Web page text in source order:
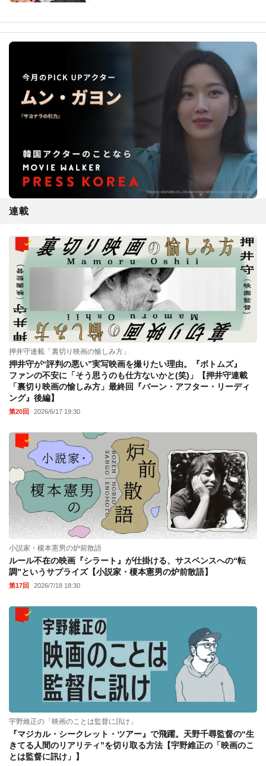
連載
押井守連載「裏切り映画の愉しみ方」
押井守が“評判の悪い”実写映画を撮りたい理由。『ボトムズ』
ファンの不安に「そう思うのも仕方ないかと(笑)」【押井守連載
「裏切り映画の愉しみ方」最終回『バーン・アフター・リーディ
ング』後編】
第20回 2026/6/17 19:30
小説家・榎本憲男の炉前散語
ルール不在の映画『シラート』が仕掛ける、サスペンスへの“転
調”というサプライズ【小説家・榎本憲男の炉前散語】
第17回 2026/7/18 18:30
宇野維正の「映画のことは監督に訊け」
『マジカル・シークレット・ツアー』で飛躍。天野千尋監督の“生
きてる人間のリアリティ”を切り取る方法【宇野維正の「映画のこ
とは監督に訊け」】